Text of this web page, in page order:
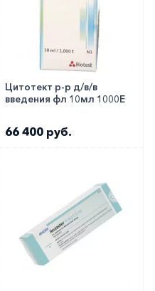
Цитотект р-р д/в/в
введения фл 10мл 1000Е
66 400 руб.